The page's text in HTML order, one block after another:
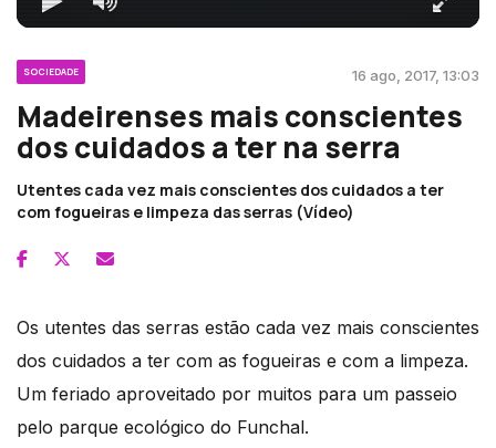
SOCIEDADE 16 ago, 2017, 13:03
Madeirenses mais conscientes
dos cuidados a ter na serra
Utentes cada vez mais conscientes dos cuidados a ter
com fogueiras e limpeza das serras (Vídeo)
Os utentes das serras estão cada vez mais conscientes
dos cuidados a ter com as fogueiras e com a limpeza.
Um feriado aproveitado por muitos para um passeio
pelo parque ecológico do Funchal.